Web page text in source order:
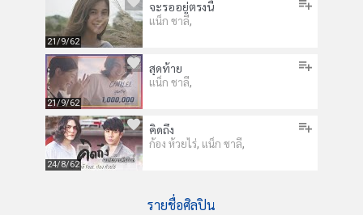
จะรออยู่ตรงนี้
แน็ก ชาลี,
21/9/62
สุดท้าย
แน็ก ชาลี,
21/9/62
คิดถึง
ก้อง ห้วยไร่, แน็ก ชาลี,
24/8/62
รายชื่อศิลปิน